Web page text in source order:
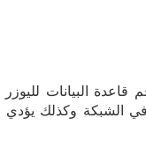
قاعدة البيانات
الشبكة وكذلك يؤدي